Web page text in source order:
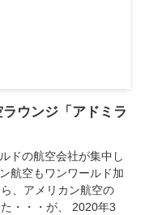
ウンジ「アドミラ
ドの航空会社が集中し
航空もワンワールド加
、アメリカン航空の
・・・が、 2020年3